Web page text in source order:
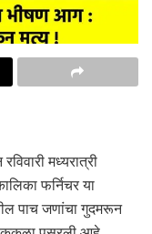
मध्यरात्री
फर्निचर या
पाच जणांचा गुदमरून